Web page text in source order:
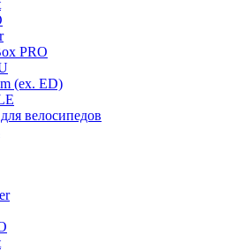
PRO
(ex. ED)
велосипедов